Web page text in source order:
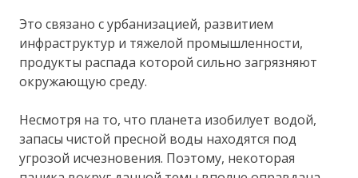
Это связано с урбанизацией, развитием
инфраструктур и тяжелой промышленности,
продукты распада которой сильно загрязняют
окружающую среду.
Несмотря на то, что планета изобилует водой,
запасы чистой пресной воды находятся под
угрозой исчезновения. Поэтому, некоторая